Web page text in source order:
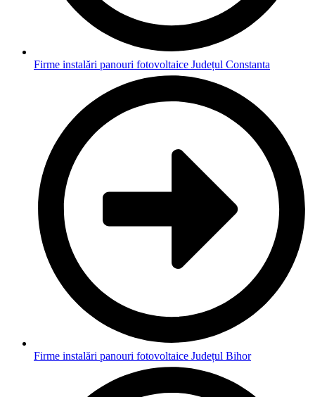
Firme instalări panouri fotovoltaice Județul Constanta
Firme instalări panouri fotovoltaice Județul Bihor